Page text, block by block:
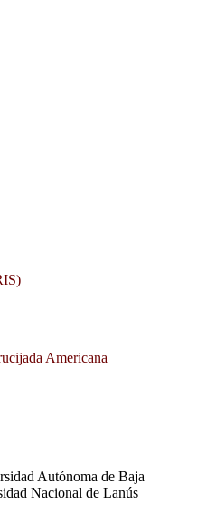
Americana
Autónoma de Baja
Nacional de Lanús